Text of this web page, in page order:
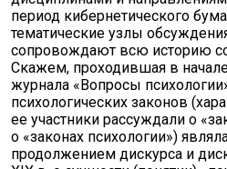
период кибернетического
тематические узлы
сопровождают всю историю
Скажем, проходившая в начале
журнала «Вопросы
психологических законов
ее участники рассуждали о
о «законах психологии»)
продолжением дискурса и